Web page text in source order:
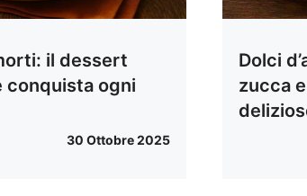
il dessert
conquista ogni
30 Ottobre 2025
Dolci
zucca